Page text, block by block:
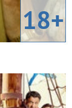
18+